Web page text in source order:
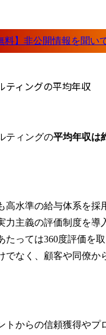
ティングの平均年収
ティングの平均年収は
高水準の給与体系を採
力主義の評価制度を導
たっては360度評価を
でなく、顧客や同僚か
トからの信頼獲得やプ